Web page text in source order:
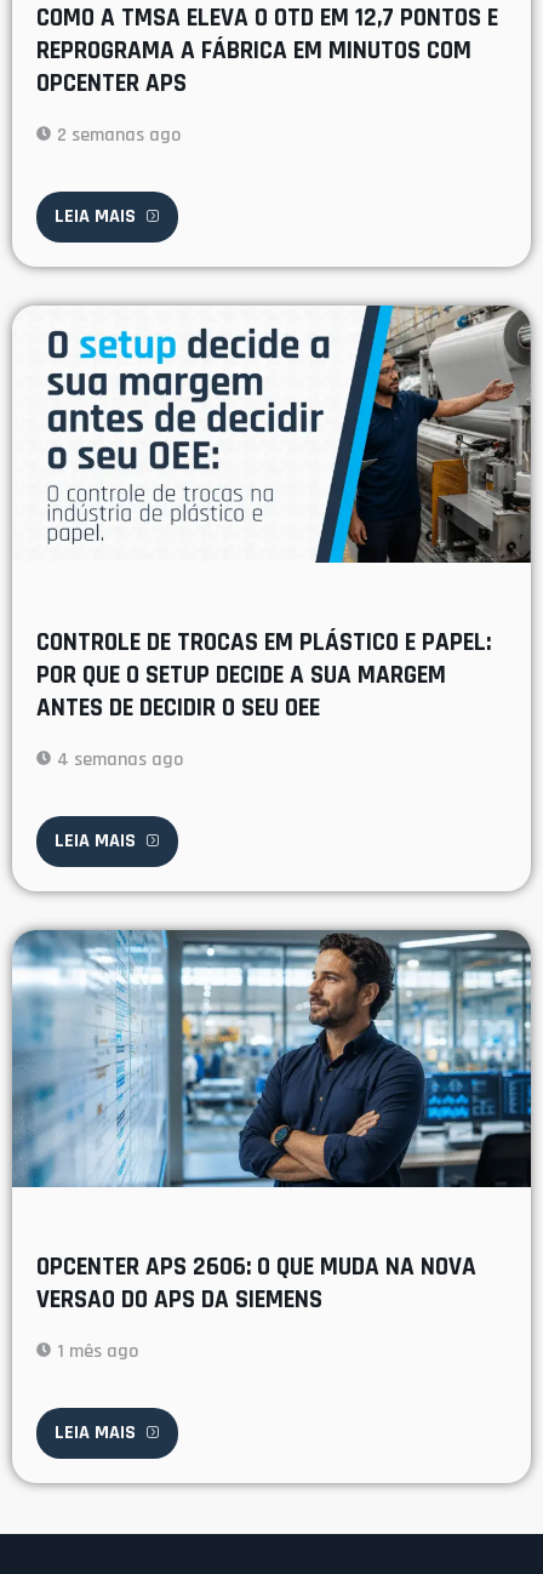
COMO A TMSA ELEVA O OTD EM 12,7 PONTOS E
REPROGRAMA A FÁBRICA EM MINUTOS COM
OPCENTER APS
2 semanas ago
LEIA MAIS
CONTROLE DE TROCAS EM PLÁSTICO E PAPEL:
POR QUE O SETUP DECIDE A SUA MARGEM
ANTES DE DECIDIR O SEU OEE
4 semanas ago
LEIA MAIS
OPCENTER APS 2606: O QUE MUDA NA NOVA
VERSAO DO APS DA SIEMENS
1 mês ago
LEIA MAIS